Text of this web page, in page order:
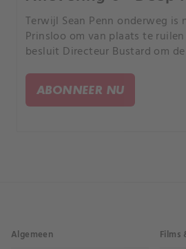
Terwijl Sean Penn onderweg is
Prinsloo om van plaats te
besluit Directeur Bustard om
ABONNEER NU
Algemeen Films